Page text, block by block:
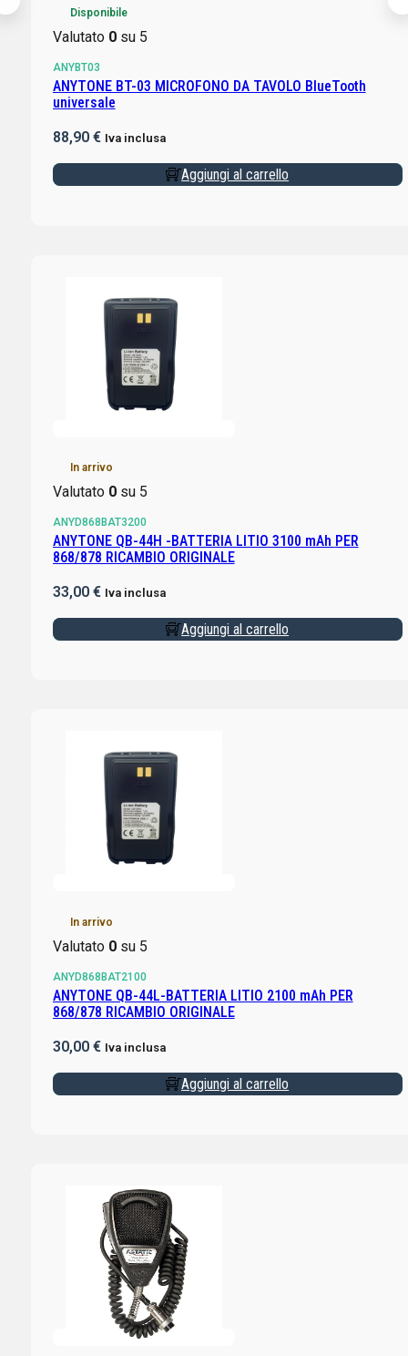
Disponibile
Valutato 0su 5
ANYBT03
ANYTONE BT-03 MICROFONO DA TAVOLO BlueTooth
universale
88,90 € Iva inclusa
Aggiungi al carrello
In arrivo
Valutato 0su 5
ANYD868BAT3200
ANYTONE QB-44H -BATTERIA LITIO 3100 mAh PER
868/878 RICAMBIO ORIGINALE
33,00 € Iva inclusa
Aggiungi al carrello
In arrivo
Valutato 0su 5
ANYD868BAT2100
ANYTONE QB-44L-BATTERIA LITIO 2100 mAh PER
868/878 RICAMBIO ORIGINALE
30,00 € Iva inclusa
Aggiungi al carrello